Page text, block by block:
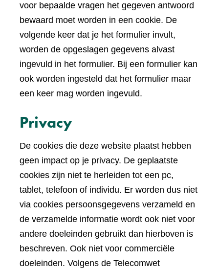
voor bepaalde vragen het gegeven antwoord
bewaard moet worden in een cookie. De
volgende keer dat je het formulier invult,
worden de opgeslagen gegevens alvast
ingevuld in het formulier. Bij een formulier kan
ook worden ingesteld dat het formulier maar
een keer mag worden ingevuld.
Privacy
De cookies die deze website plaatst hebben
geen impact op je privacy. De geplaatste
cookies zijn niet te herleiden tot een pc,
tablet, telefoon of individu. Er worden dus niet
via cookies persoonsgegevens verzameld en
de verzamelde informatie wordt ook niet voor
andere doeleinden gebruikt dan hierboven is
beschreven. Ook niet voor commerciële
doeleinden. Volgens de Telecomwet